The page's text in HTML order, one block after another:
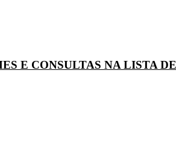
E CONSULTAS NA LISTA